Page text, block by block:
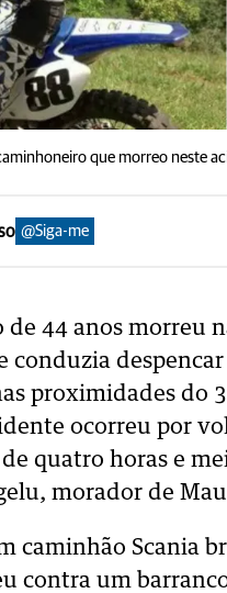
que morreo neste
@Siga-me
44 anos morreu
conduzia
proximidades do
ocorreu por
quatro horas e
morador de
caminhão Scania
contra um